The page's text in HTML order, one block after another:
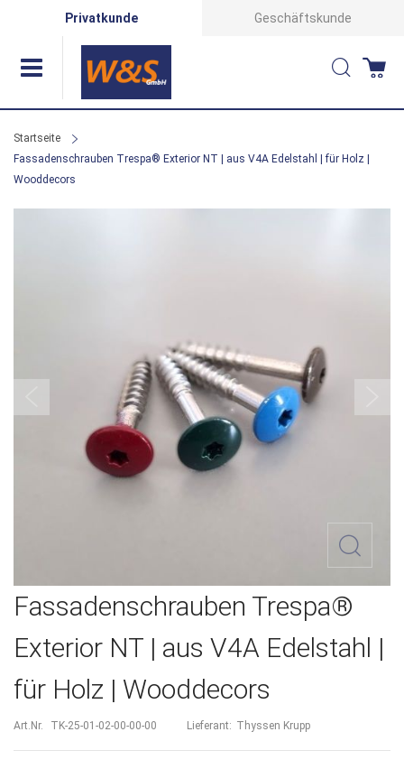
Privatkunde Geschäftskunde
Suche
Startseite
Fassadenschrauben Trespa® Exterior NT | aus V4A Edelstahl | für Holz |
Wooddecors
Zum
der
Bildergalerie
Fassadenschrauben Trespa®
Exterior NT | aus V4A Edelstahl |
für Holz | Wooddecors
Art.Nr. TK-25-01-02-00-00-00 Lieferant: Thyssen Krupp